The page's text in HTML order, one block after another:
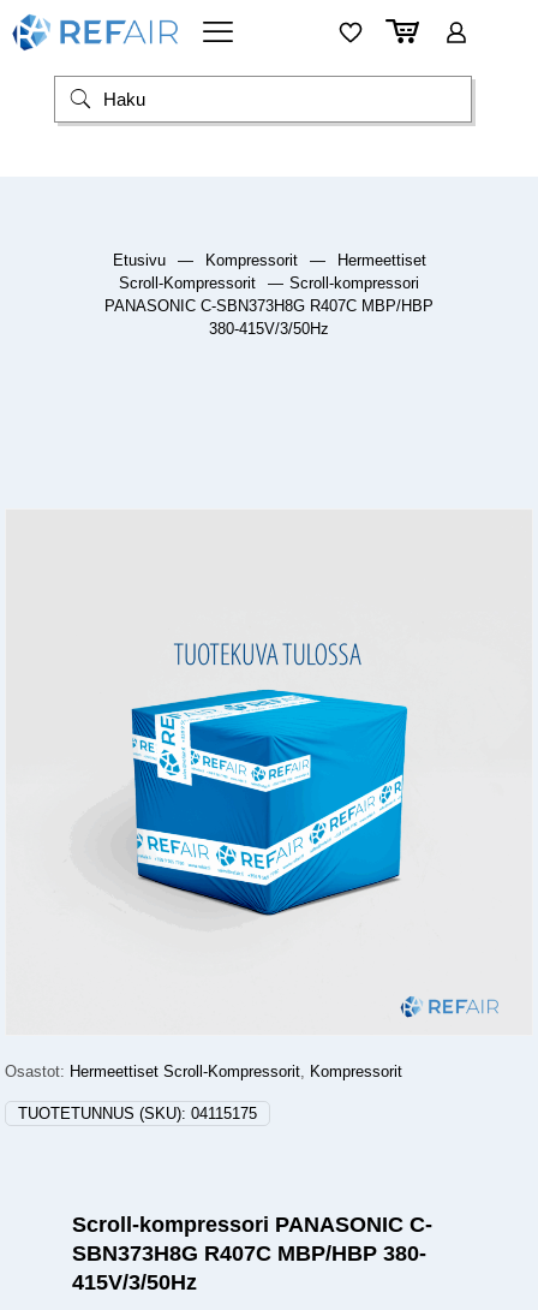
Etusivu — Kompressorit —
Hermeettiset
Scroll-Kompressorit
— Scroll-kompressori
PANASONIC C-SBN373H8G R407C MBP/HBP
380-415V/3/50Hz
Osastot: Hermeettiset Scroll-Kompressorit, Kompressorit
TUOTETUNNUS (SKU):04115175
Scroll-kompressori PANASONIC C-
SBN373H8G R407C MBP/HBP 380-
415V/3/50Hz